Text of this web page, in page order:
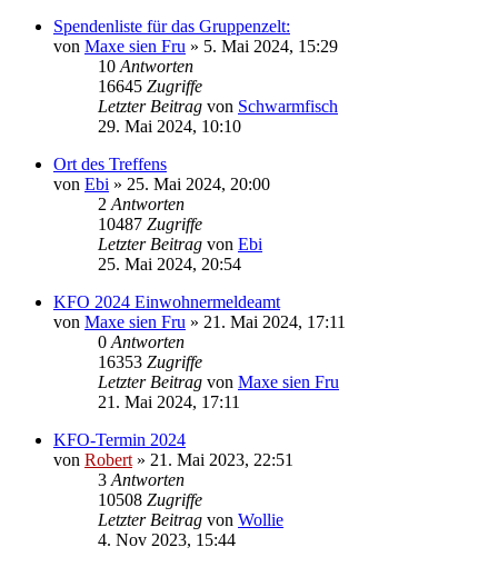
Spendenliste für das Gruppenzelt:
von Maxe sien Fru » 5. Mai 2024, 15:29
10 Antworten
16645 Zugriffe
Letzter Beitrag von Schwarmfisch
29. Mai 2024, 10:10
Ort des Treffens
von Ebi » 25. Mai 2024, 20:00
2 Antworten
10487 Zugriffe
Letzter Beitrag von Ebi
25. Mai 2024, 20:54
KFO 2024 Einwohnermeldeamt
von Maxe sien Fru » 21. Mai 2024, 17:11
0 Antworten
16353 Zugriffe
Letzter Beitrag von Maxe sien Fru
21. Mai 2024, 17:11
KFO-Termin 2024
von Robert » 21. Mai 2023, 22:51
3 Antworten
10508 Zugriffe
Letzter Beitrag von Wollie
4. Nov 2023, 15:44